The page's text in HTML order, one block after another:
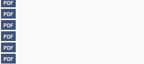
PDF
PDF
PDF
PDF
PDF
PDF